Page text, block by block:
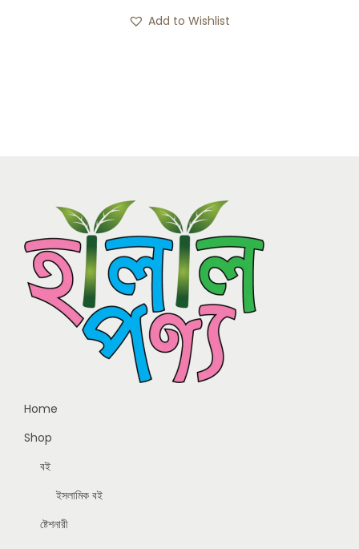
Add to Wishlist
Home
Shop
বই
ইসলামিক বই
ষ্টেশনারী